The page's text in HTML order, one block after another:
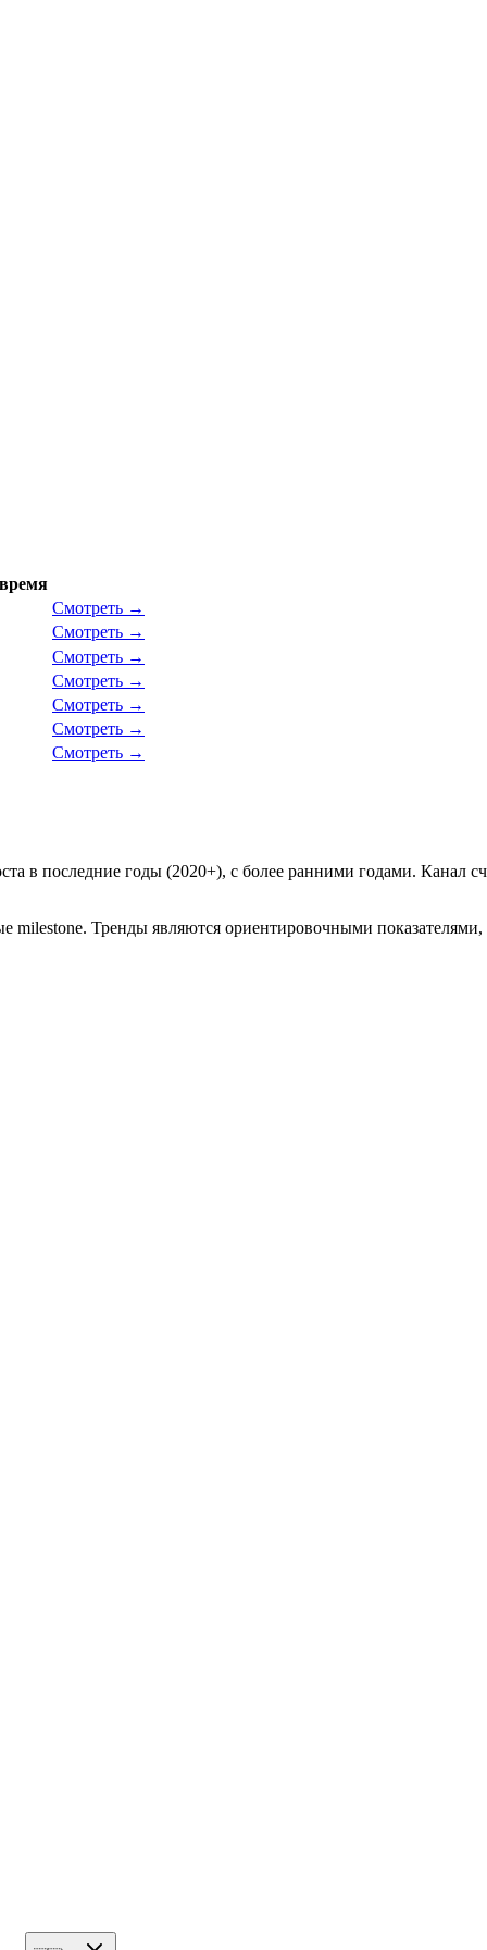
Смотреть →
Смотреть →
Смотреть →
Смотреть →
Смотреть →
Смотреть →
Смотреть →
последние годы (2020+), с более ранними годами. Канал
Тренды являются ориентировочными показателями,